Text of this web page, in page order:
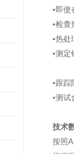
•即
•检查
•热处
•测定
•跟踪
•测试
技术
按照